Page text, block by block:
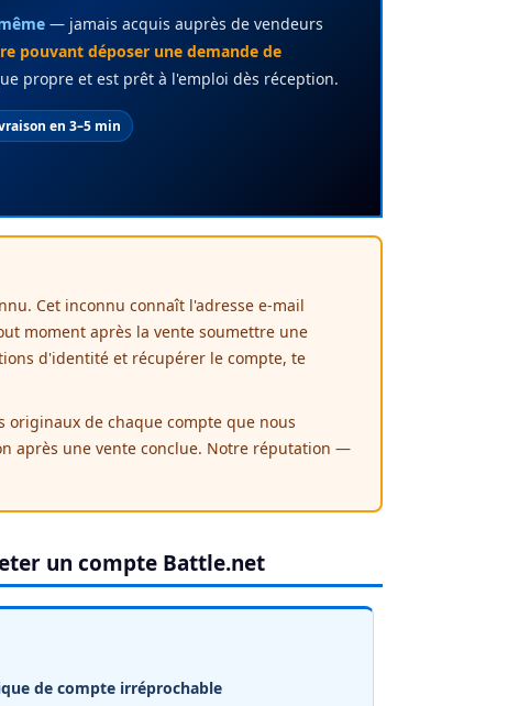
— jamais acquis auprès de vendeurs
pouvant déposer une demande de
propre et est prêt à l'emploi dès réception.
en 3–5 min
Cet inconnu connaît l'adresse e-mail
moment après la vente soumettre une
d'identité et récupérer le compte, te
originaux de chaque compte que nous
après une vente conclue. Notre réputation —
un compte Battle.net
de compte irréprochable